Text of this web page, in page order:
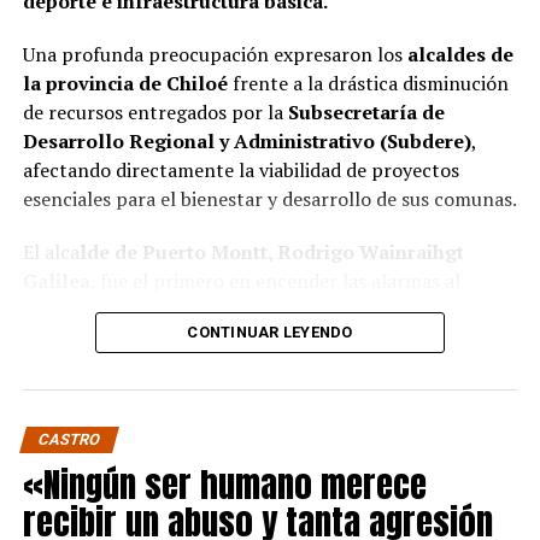
Una profunda preocupación expresaron los alcaldes de
la provincia de Chiloéfrente a la drástica disminución
de recursos entregados por la Subsecretaría de
Desarrollo Regional y Administrativo (Subdere),
afectando directamente la viabilidad de proyectos
esenciales para el bienestar y desarrollo de sus comunas.
El alca lde de Puerto Montt, Rodrigo Wainraihgt
denunciar públicamente que la Subdere no cuenta con
fondos para financiar iniciativas del Programa de
Mejoramiento de Barrios (PMB), a pesar de que muchas
ya estaban declaradas elegibles.
historia, la Subdere no tiene recursos para estos
programas fundamentales”, afirmó el edil de la capital
regional de Los Lagos.
CONTINUAR LEYENDO
CASTRO
«Ningún ser humano merece
recibir un abuso y tanta agresión